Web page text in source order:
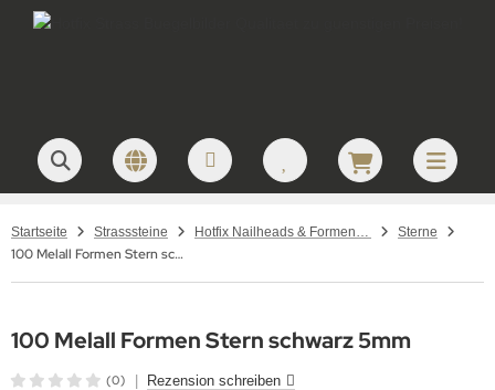
Startseite Strasssteine Hotfix Nailheads & Formen – Metallformen & Aluplättchen zum Aufbügeln Sterne
100 Melall Formen Stern schwarz 5mm
100 Melall Formen Stern schwarz 5mm
(0) Rezension schreiben